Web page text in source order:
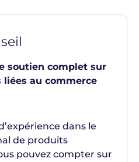
soutien complet sur
au commerce
dans le
de produits
pouvez compter sur